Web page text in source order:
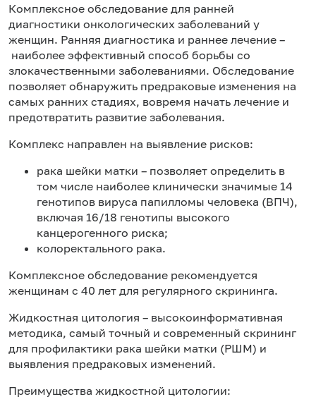
Комплексное обследование для ранней
диагностики онкологических заболеваний у
женщин. Ранняя диагностика и раннее лечение –
наиболее эффективный способ борьбы со
злокачественными заболеваниями. Обследование
позволяет обнаружить предраковые изменения на
самых ранних стадиях, вовремя начать лечение и
предотвратить развитие заболевания.
Комплекс направлен на выявление рисков:
рака шейки матки – позволяет определить в
том числе наиболее клинически значимые 14
генотипов вируса папилломы человека (ВПЧ),
включая 16/18 генотипы высокого
канцерогенного риска;
колоректального рака.
Комплексное обследование рекомендуется
женщинам с 40 лет для регулярного скрининга.
Жидкостная цитология – высокоинформативная
методика, самый точный и современный скрининг
для профилактики рака шейки матки (РШМ) и
выявления предраковых изменений.
Преимущества жидкостной цитологии: